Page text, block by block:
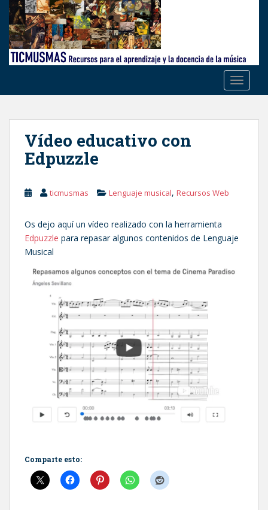
Vídeo educativo con
Edpuzzle
ticmusmas Lenguaje musical, Recursos Web
Os dejo aquí un vídeo realizado con la herramienta
Edpuzzle para repasar algunos contenidos de Lenguaje
Musical
Comparte esto: